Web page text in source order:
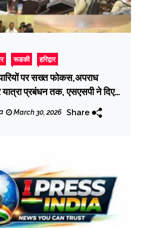
रूडकी हरिद्वार
पर सख्त फोकस,अपराध
प्रबंधन तक, एसएसपी ने दिए
March 30, 2026 Share